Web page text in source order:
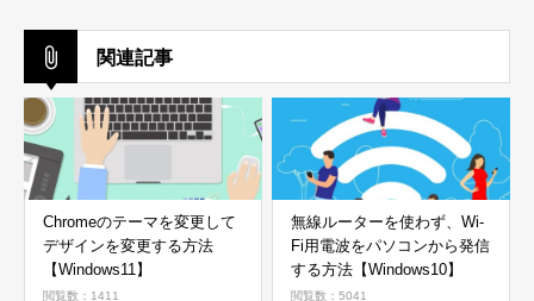
関連記事
Chromeのテーマを変更して
デザインを変更する方法
【Windows11】
閲覧数：1411
無線ルーターを使わず、Wi-
Fi用電波をパソコンから発信
する方法【Windows10】
閲覧数：5041